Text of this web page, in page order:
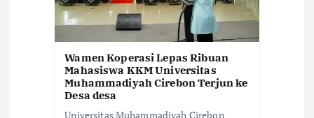
Wamen Koperasi Lepas Ribuan
Mahasiswa KKM Universitas
Muhammadiyah Cirebon Terjun ke
Desa desa
Universitas Muhammadiyah Cirebon